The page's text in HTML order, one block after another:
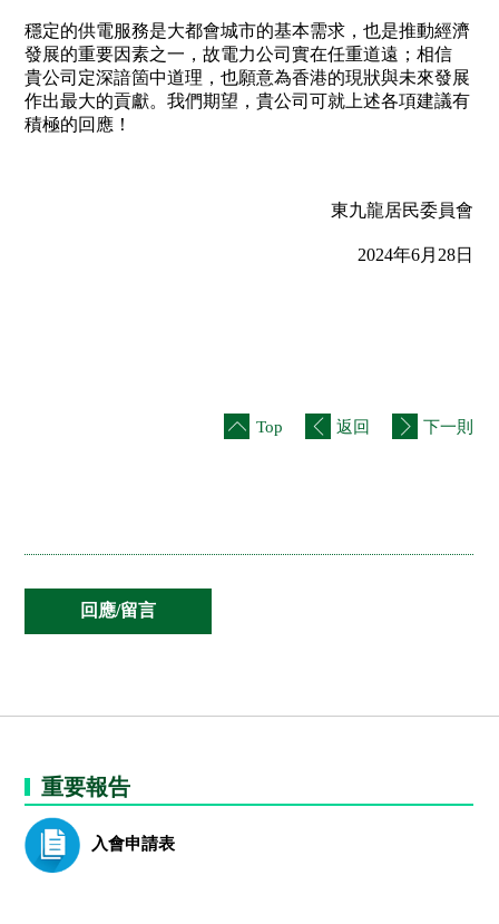
穩定的供電服務是大都會城市的基本需求，也是推動經濟
發展的重要因素之一，故電力公司實在任重道遠；相信
貴公司定深諳箇中道理，也願意為香港的現狀與未來發展
作出最大的貢獻。我們期望，貴公司可就上述各項建議有
積極的回應！
東九龍居民委員會
2024年6月28日
Top 返回 下一則
重要報告
入會申請表